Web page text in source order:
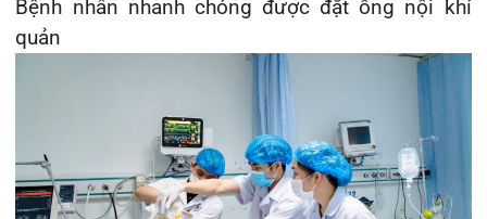
09h05 ngày 10/03, tình trạng hô hấp của bệnh
nhân cải thiện, thử nghiệm thở tự nhiên, bệnh
nhân đáp ứng tốt và tiến hành rút ống nội khí
quản. Tuy nhiên, qua thăm khám lâm sàng phát
hiện phổi phải rì rào phế nang mất, tiến hành siêu
âm màng phổi cấp cứu, kết quả hình ảnh mất